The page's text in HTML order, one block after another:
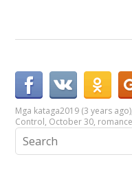
Mga kataga2019 (3 years ago)
Control, October 30, romance